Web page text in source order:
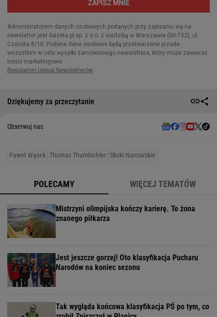
Dziękujemy za przeczytanie
Obserwuj nas
Paweł Wąsek Thomas Thurnbichler Skoki Narciarskie
POLECAMY WIĘCEJ TEMATÓW
Mistrzyni olimpijska kończy karierę. To żona
znanego piłkarza
Jest jeszcze gorzej! Oto klasyfikacja Pucharu
Narodów na koniec sezonu
Tak wygląda końcowa klasyfikacja PŚ po tym, co